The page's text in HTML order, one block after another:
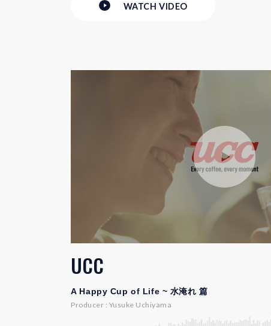
WATCH VIDEO
UCC
A Happy Cup of Life ~ 水淹れ 篇
Producer : Yusuke Uchiyama